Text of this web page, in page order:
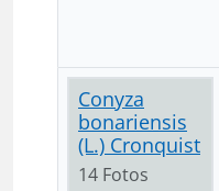
Conyza
bonariensis
(L.) Cronquist
14 Fotos